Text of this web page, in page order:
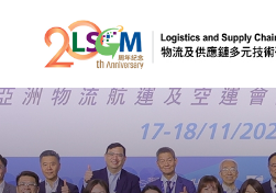
跳到內容（按回
A